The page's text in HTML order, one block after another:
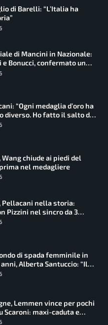
di Barelli: “L’Italia ha
di Mancini in Nazionale:
e Bonucci, confermato un
“Ogni medaglia d’oro ha
diverso. Ho fatto il salto di
chiude ai piedi del
nel medagliere
Pellacani nella storia:
Pizzini nel sincro da 3
di spada femminile in
Alberta Santuccio: “Il
i suoi frutti”
Lemmen vince per pochi
Scaroni: maxi-caduta e